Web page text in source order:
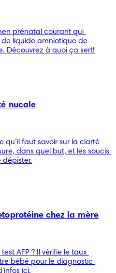
prénatal courant qui
liquide amniotique de
Découvrez à quoi ça sert!
nucale
qu’il faut savoir sur la clarté
dans quel but, et les soucis
dépister.
chez la mère
AFP ? Il vérifie le taux
bébé pour le diagnostic
ici.